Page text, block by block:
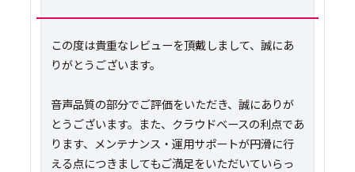
この度は貴重なレビューを頂戴しまして、誠にあ
りがとうございます。
音声品質の部分でご評価をいただき、誠にありが
とうございます。また、クラウドベースの利点であ
ります、メンテナンス・運用サポートが円滑に行
える点につきましてもご満足をいただいていらっ